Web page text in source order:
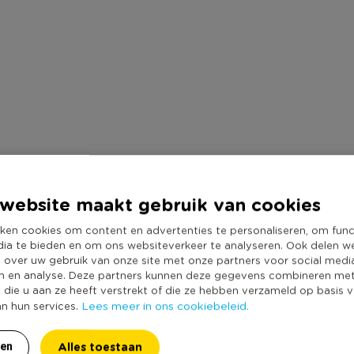
maakt gebruik van cookies
cookies om content en advertenties te personaliseren, om
te bieden en om ons websiteverkeer te analyseren. Ook delen
uw gebruik van onze site met onze partners voor social
en analyse. Deze partners kunnen deze gegevens combineren
u aan ze heeft verstrekt of die ze hebben verzameld op basis
hun services. Lees meer in ons cookiebeleid.
Alles toestaan